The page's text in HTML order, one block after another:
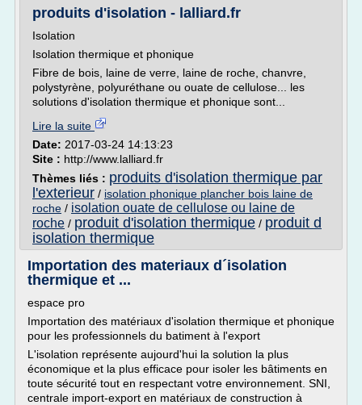
produits d'isolation - lalliard.fr
Isolation
Isolation thermique et phonique
Fibre de bois, laine de verre, laine de roche, chanvre,
polystyrène, polyuréthane ou ouate de cellulose... les
solutions d'isolation thermique et phonique sont...
Lire la suite
Date: 2017-03-24 14:13:23
Site : http://www.lalliard.fr
Thèmes liés : produits d'isolation thermique par
l'exterieur / isolation phonique plancher bois laine de
roche / isolation ouate de cellulose ou laine de
roche / produit d'isolation thermique / produit d
isolation thermique
Importation des materiaux d´isolation
thermique et ...
espace pro
Importation des matériaux d'isolation thermique et phonique
pour les professionnels du batiment à l'export
L'isolation représente aujourd'hui la solution la plus
économique et la plus efficace pour isoler les bâtiments en
toute sécurité tout en respectant votre environnement. SNI,
centrale import-export en matériaux de construction à